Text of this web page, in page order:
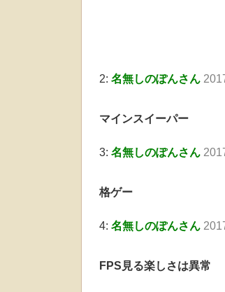
2: 名無しのぽんさん
マインスイーパー
3: 名無しのぽんさん
格ゲー
4: 名無しのぽんさん
FPS見る楽しさは異常